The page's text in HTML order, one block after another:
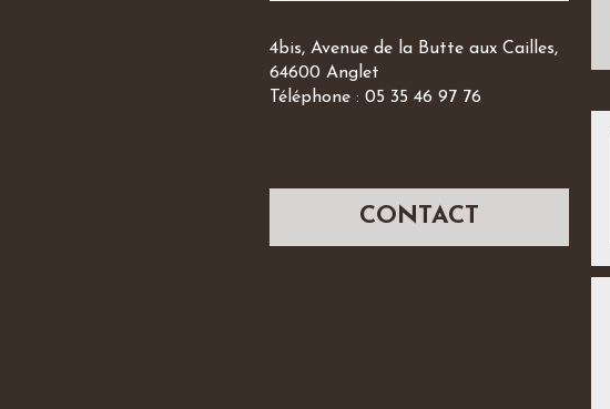
4bis, Avenue de la Butte aux Cailles,
64600 Anglet
Téléphone : 05 35 46 97 76
CONTACT